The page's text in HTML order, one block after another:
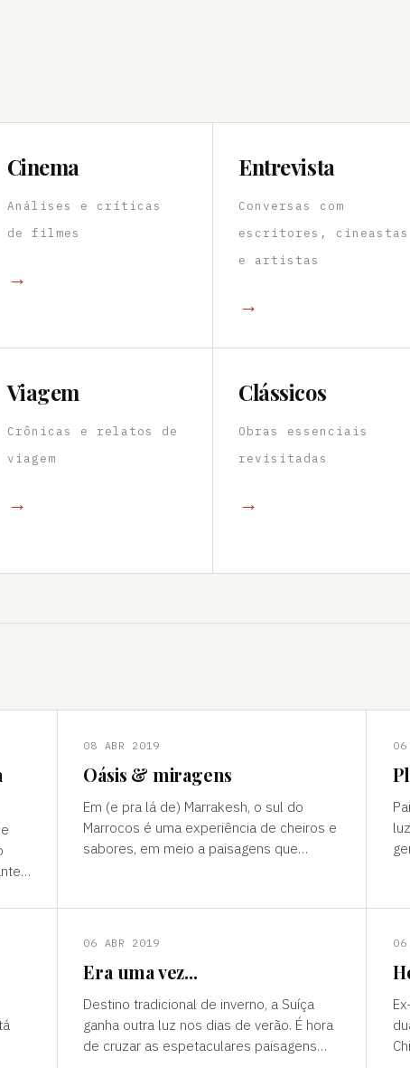
Cinema
Análises e críticas
de filmes
→
Entrevista
Conversas com
escritores, cineastas
e artistas
→
Viagem
Crônicas e relatos de
viagem
→
Clássicos
Obras essenciais
revisitadas
→
08 ABR 2019
Oásis & miragens
Em (e pra lá de) Marrakesh, o sul do
Marrocos é uma experiência de cheiros e
sabores, em meio a paisagens que
06
06 ABR 2019
Era uma vez...
Destino tradicional de inverno, a Suíça
ganha outra luz nos dias de verão. É hora
de cruzar as espetaculares paisagens
06